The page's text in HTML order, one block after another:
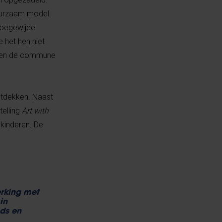
model.
het hen niet
de commune
Naast
Art with
De
met
en